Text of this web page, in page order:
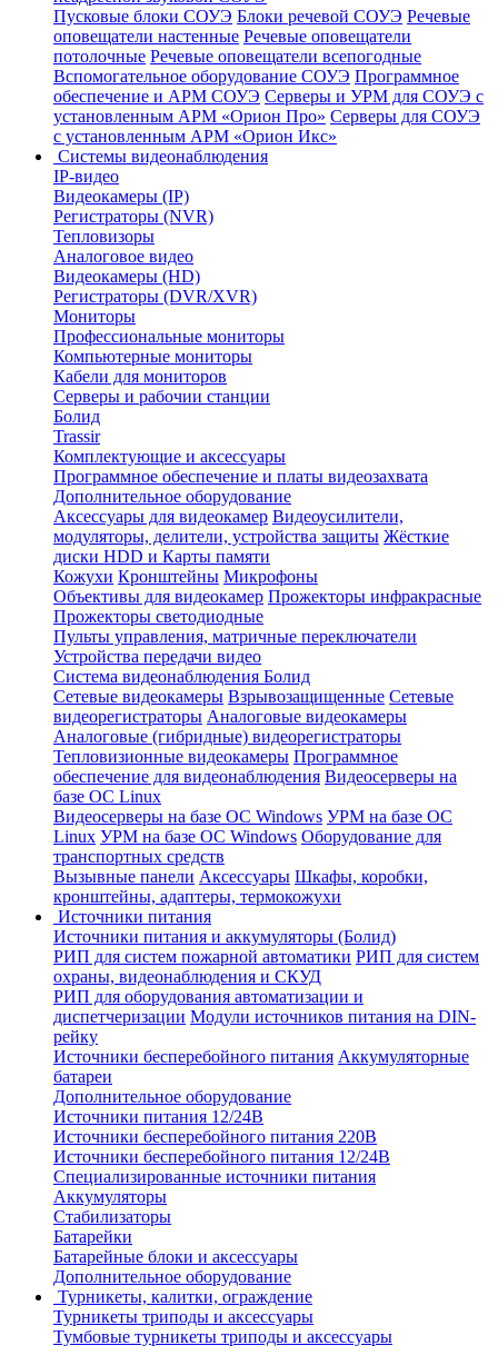
Пусковые блоки СОУЭ Блоки речевой СОУЭ Речевые
оповещатели настенные Речевые оповещатели
потолочные Речевые оповещатели всепогодные
Вспомогательное оборудование СОУЭ Программное
обеспечение и АРМ СОУЭ Серверы и УРМ для СОУЭ с
установленным АРМ «Орион Про» Серверы для СОУЭ
с установленным АРМ «Орион Икс»
Системы видеонаблюдения
IP-видео
Видеокамеры (IP)
Регистраторы (NVR)
Тепловизоры
Аналоговое видео
Видеокамеры (HD)
Регистраторы (DVR/XVR)
Мониторы
Профессиональные мониторы
Компьютерные мониторы
Кабели для мониторов
Серверы и рабочии станции
Болид
Trassir
Комплектующие и аксессуары
Программное обеспечение и платы видеозахвата
Дополнительное оборудование
Аксессуары для видеокамер Видеоусилители,
модуляторы, делители, устройства защиты Жёсткие
диски HDD и Карты памяти
Кожухи Кронштейны Микрофоны
Объективы для видеокамер Прожекторы инфракрасные
Прожекторы светодиодные
Пульты управления, матричные переключатели
Устройства передачи видео
Система видеонаблюдения Болид
Сетевые видеокамеры Взрывозащищенные Сетевые
видеорегистраторы Аналоговые видеокамеры
Аналоговые (гибридные) видеорегистраторы
Тепловизионные видеокамеры Программное
обеспечение для видеонаблюдения Видеосерверы на
базе ОС Linux
Видеосерверы на базе ОС Windows УРМ на базе ОС
Linux УРМ на базе ОС Windows Оборудование для
транспортных средств
Вызывные панели Аксессуары Шкафы, коробки,
кронштейны, адаптеры, термокожухи
Источники питания
Источники питания и аккумуляторы (Болид)
РИП для систем пожарной автоматики РИП для систем
охраны, видеонаблюдения и СКУД
РИП для оборудования автоматизации и
диспетчеризации Модули источников питания на DIN-
рейку
Источники бесперебойного питания Аккумуляторные
батареи
Дополнительное оборудование
Источники питания 12/24В
Источники бесперебойного питания 220В
Источники бесперебойного питания 12/24В
Специализированные источники питания
Аккумуляторы
Стабилизаторы
Батарейки
Батарейные блоки и аксессуары
Дополнительное оборудование
Турникеты, калитки, ограждение
Турникеты триподы и аксессуары
Тумбовые турникеты триподы и аксессуары